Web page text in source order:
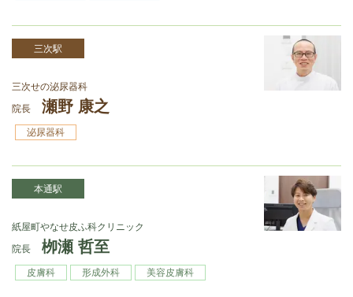
三次駅
三次せの泌尿器科
院長
瀬野 康之
泌尿器科
本通駅
紙屋町やなせ皮ふ科クリニック
院長
栁瀬 哲至
皮膚科 形成外科 美容皮膚科